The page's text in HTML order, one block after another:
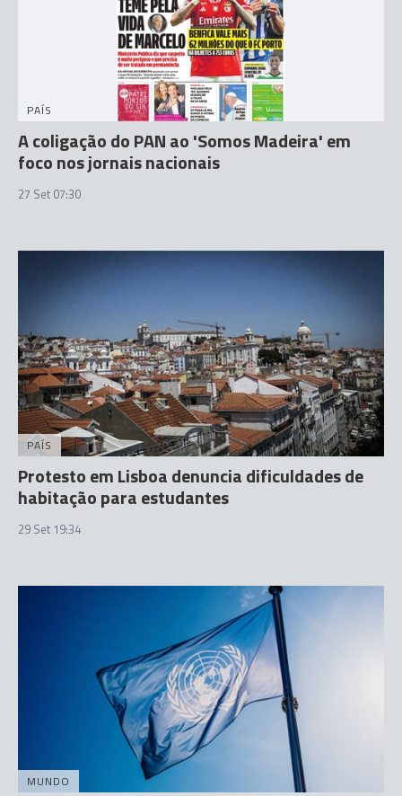
PAÍS
A coligação do PAN ao 'Somos Madeira' em
foco nos jornais nacionais
27 Set 07:30
PAÍS
Protesto em Lisboa denuncia dificuldades de
habitação para estudantes
29 Set 19:34
MUNDO